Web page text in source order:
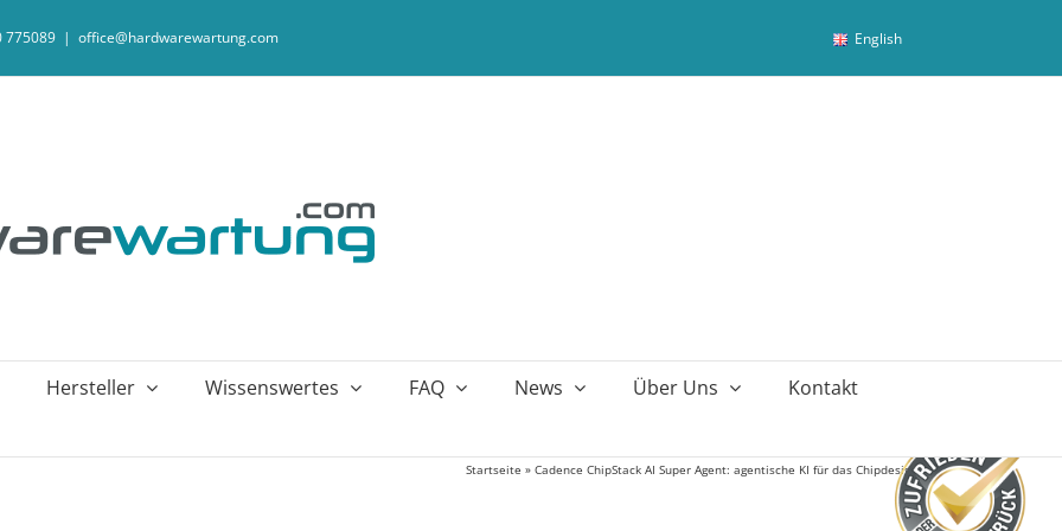
775089 | office@hardwarewartung.com English
Hersteller Wissenswertes FAQ News Über Uns Kontakt
Startseite » Cadence ChipStack AI Super Agent: agentische KI für das Chipdesign